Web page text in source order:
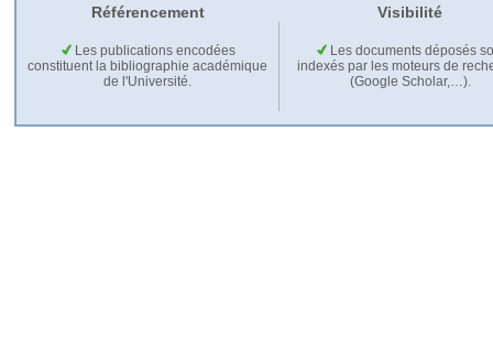
Référencement Visibilité
Les publications encodées
constituent la bibliographie académique
de l'Université.
Les documents déposés
indexés par les moteurs de
(Google Scholar,…).